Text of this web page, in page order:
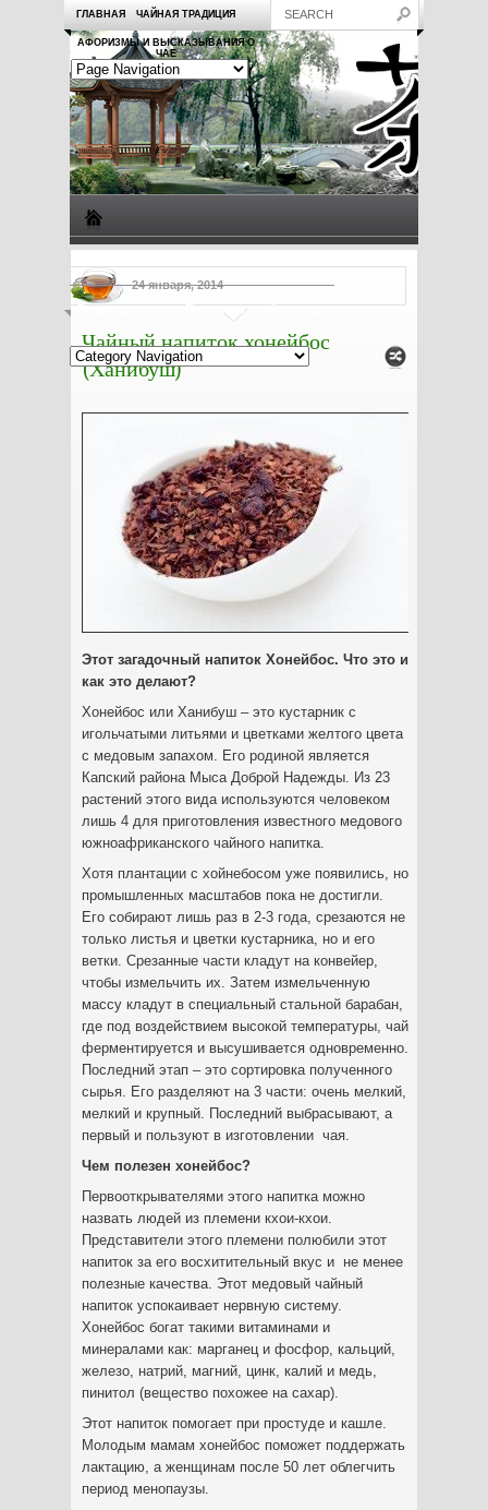
ГЛАВНАЯ ЧАЙНАЯ ТРАДИЦИЯ
АФОРИЗМЫ И ВЫСКАЗЫВАНИЯ О
ЧАЕ
Рецепты с чаем Полезные свойства чая
24 января, 2014
Чайный напиток хонейбос
(Ханибуш)
Этот загадочный напиток Хонейбос. Что это и
как это делают?
Хонейбос или Ханибуш – это кустарник с
игольчатыми литьями и цветками желтого цвета
с медовым запахом. Его родиной является
Капский района Мыса Доброй Надежды. Из 23
растений этого вида используются человеком
лишь 4 для приготовления известного медового
южноафриканского чайного напитка.
Хотя плантации с хойнебосом уже появились, но
промышленных масштабов пока не достигли.
Его собирают лишь раз в 2-3 года, срезаются не
только листья и цветки кустарника, но и его
ветки. Срезанные части кладут на конвейер,
чтобы измельчить их. Затем измельченную
массу кладут в специальный стальной барабан,
где под воздействием высокой температуры, чай
ферментируется и высушивается одновременно.
Последний этап – это сортировка полученного
сырья. Его разделяют на 3 части: очень мелкий,
мелкий и крупный. Последний выбрасывают, а
первый и пользуют в изготовлении чая.
Чем полезен хонейбос?
Первооткрывателями этого напитка можно
назвать людей из племени кхои-кхои.
Представители этого племени полюбили этот
напиток за его восхитительный вкус и не менее
полезные качества. Этот медовый чайный
напиток успокаивает нервную систему.
Хонейбос богат такими витаминами и
минералами как: марганец и фосфор, кальций,
железо, натрий, магний, цинк, калий и медь,
пинитол (вещество похожее на сахар).
Этот напиток помогает при простуде и кашле.
Молодым мамам хонейбос поможет поддержать
лактацию, а женщинам после 50 лет облегчить
период менопаузы.